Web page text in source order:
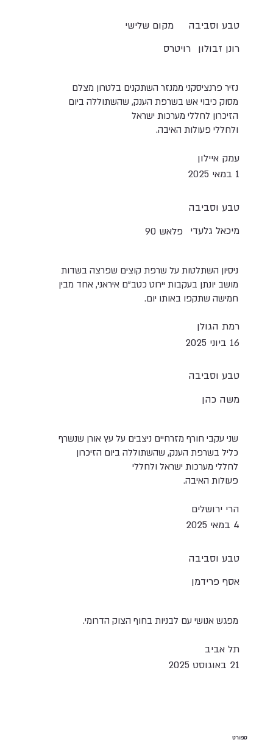
מקום שלישי
טבע וסביבה
רויטרס רונן זבולון
נזיר פרנציסקני ממנזר השתקנים בלטרון מצלם
מסוק כיבוי אש בשרפת הענק, שהשתוללה ביום
הזיכרון לחללי מערכות ישראל
ולחללי פעולות האיבה.
עמק איילון
1 במאי 2025
טבע וסביבה
פלאש 90 מיכאל גלעדי
ניסיון השתלטות על שרפת קוצים שפרצה בשדות
מושב יונתן בעקבות יירוט כטב"ם איראני, אחד מבין
חמישה שתקפו באותו יום.
רמת הגולן
16 ביוני 2025
טבע וסביבה
משה כהן
שני עקבי חורף מזרחיים ניצבים על עץ אורן שנשרף
כליל בשרפת הענק, שהשתוללה ביום הזיכרון
לחללי מערכות ישראל ולחללי
פעולות האיבה.
הרי ירושלים
4 במאי 2025
טבע וסביבה
אסף פרידמן
מפגש אנושי עם לבניות בחוף הצוק הדרומי.
תל אביב
21 באוגוסט 2025
ספורט